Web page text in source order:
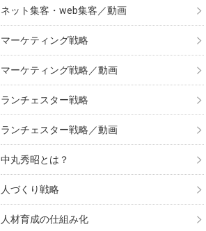
ネット集客・web集客／動画
マーケティング戦略
マーケティング戦略／動画
ランチェスター戦略
ランチェスター戦略／動画
中丸秀昭とは？
人づくり戦略
人材育成の仕組み化